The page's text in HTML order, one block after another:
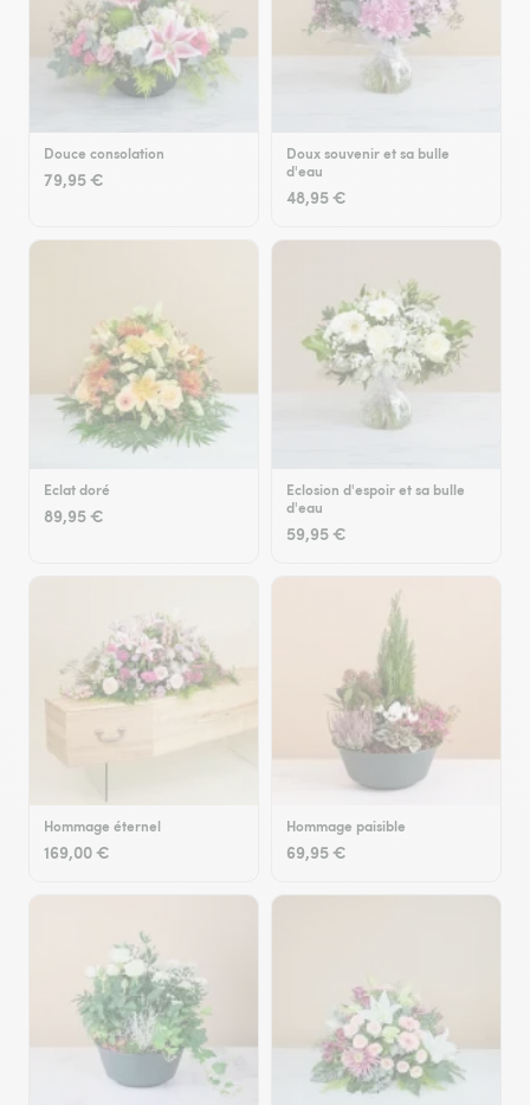
Douce consolation
79,95 €
Doux souvenir et sa bulle
d'eau
48,95 €
Eclat doré
89,95 €
Eclosion d'espoir et sa bulle
d'eau
59,95 €
Hommage éternel
169,00 €
Hommage paisible
69,95 €